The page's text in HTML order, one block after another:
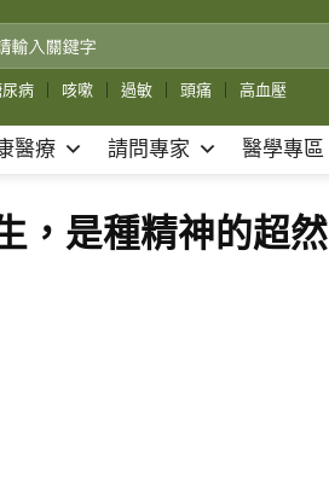
病 咳嗽 過敏 頭痛 高血壓
醫療 請問專家 醫學專區
，是種精神的超然